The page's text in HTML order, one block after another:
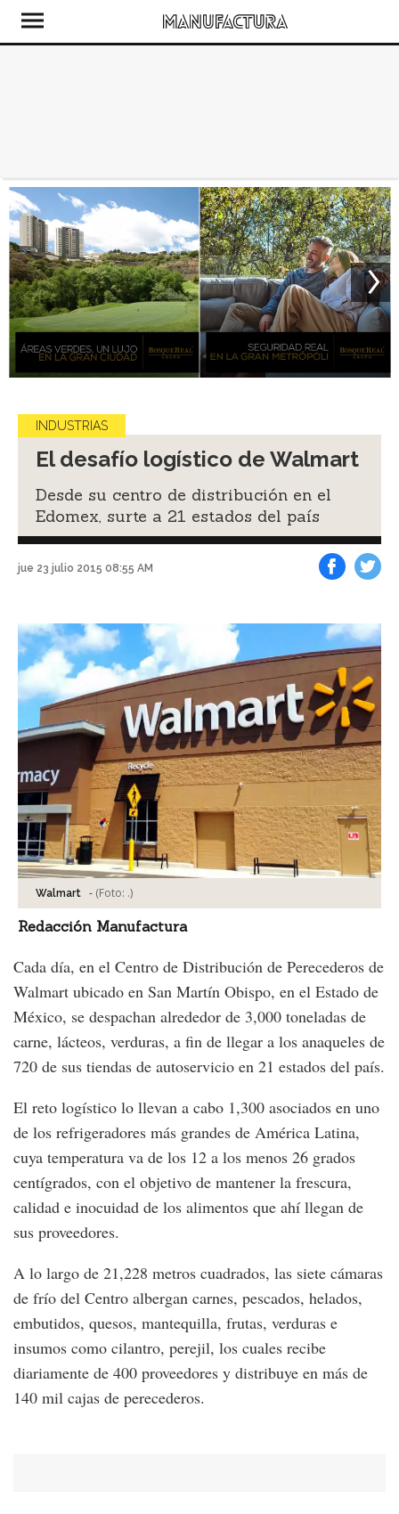
INDUSTRIAS
El desafío logístico de Walmart
Desde su centro de distribución en el
Edomex, surte a 21 estados del país
jue 23 julio 2015 08:55 AM
Walmart - (Foto: .)
Redacción Manufactura
Cada día, en el Centro de Distribución de Perecederos de
Walmart ubicado en San Martín Obispo, en el Estado de
México, se despachan alrededor de 3,000 toneladas de
carne, lácteos, verduras, a fin de llegar a los anaqueles de
720 de sus tiendas de autoservicio en 21 estados del país.
El reto logístico lo llevan a cabo 1,300 asociados en uno
de los refrigeradores más grandes de América Latina,
cuya temperatura va de los 12 a los menos 26 grados
centígrados, con el objetivo de mantener la frescura,
calidad e inocuidad de los alimentos que ahí llegan de
sus proveedores.
A lo largo de 21,228 metros cuadrados, las siete cámaras
de frío del Centro albergan carnes, pescados, helados,
embutidos, quesos, mantequilla, frutas, verduras e
insumos como cilantro, perejil, los cuales recibe
diariamente de 400 proveedores y distribuye en más de
140 mil cajas de perecederos.